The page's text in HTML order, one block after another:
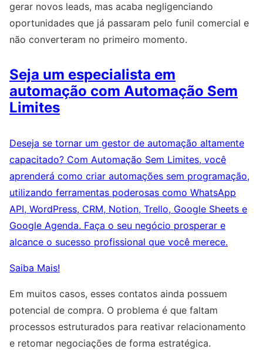
gerar novos leads, mas acaba negligenciando
oportunidades que já passaram pelo funil comercial e
não converteram no primeiro momento.
Seja um especialista em
automação com Automação Sem
Limites
Deseja se tornar um gestor de automação altamente
capacitado? Com Automação Sem Limites, você
aprenderá como criar automações sem programação,
utilizando ferramentas poderosas como WhatsApp
API, WordPress, CRM, Notion, Trello, Google Sheets e
Google Agenda. Faça o seu negócio prosperar e
alcance o sucesso profissional que você merece.
Saiba Mais!
Em muitos casos, esses contatos ainda possuem
potencial de compra. O problema é que faltam
processos estruturados para reativar relacionamento
e retomar negociações de forma estratégica.